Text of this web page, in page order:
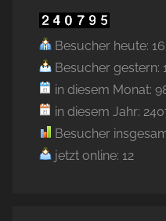
Besucher heute:
Besucher gestern:
in diesem Monat:
in diesem Jahr:
Besucher
jetzt online: 12